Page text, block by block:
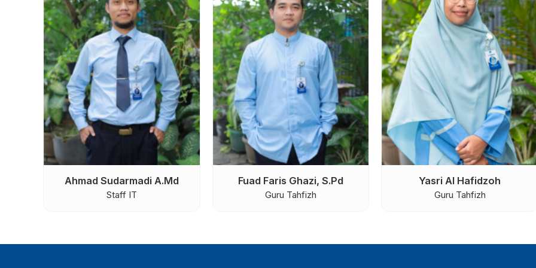
Vita Andarinata Kumala Sari,
S.Pd
Rifqi Ihsan, S. Pd, Gr.
Guru Pendidikan Agama Islam /
Muhammad Rizal Akbar H,
S.Pd., Gr.